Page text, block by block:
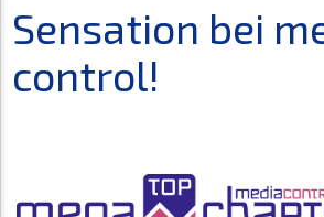
Sensation bei
control!